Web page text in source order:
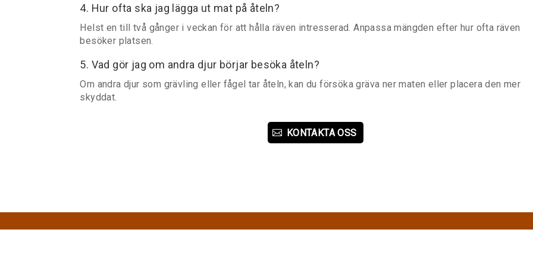
4. Hur ofta ska jag lägga ut mat på åteln?
Helst en till två gånger i veckan för att hålla räven intresserad. Anpassa mängden efter hur ofta räven
besöker platsen.
5. Vad gör jag om andra djur börjar besöka åteln?
Om andra djur som grävling eller fågel tar åteln, kan du försöka gräva ner maten eller placera den mer
skyddat.
KONTAKTA OSS